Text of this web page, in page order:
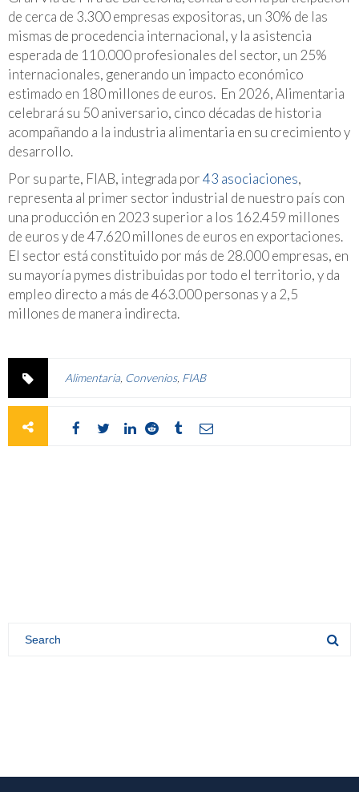
de cerca de 3.300 empresas expositoras, un 30% de las
mismas de procedencia internacional, y la asistencia
esperada de 110.000 profesionales del sector, un 25%
internacionales, generando un impacto económico
estimado en 180 millones de euros. En 2026, Alimentaria
celebrará su 50 aniversario, cinco décadas de historia
acompañando a la industria alimentaria en su crecimiento y
desarrollo.
Por su parte, FIAB, integrada por43 asociaciones,
representa al primer sector industrial de nuestro país con
una producción en 2023 superior a los 162.459 millones
de euros y de 47.620 millones de euros en exportaciones.
El sector está constituido por más de 28.000 empresas, en
su mayoría pymes distribuidas por todo el territorio, y da
empleo directo a más de 463.000 personas y a 2,5
millones de manera indirecta.
Alimentaria Convenios, FIAB